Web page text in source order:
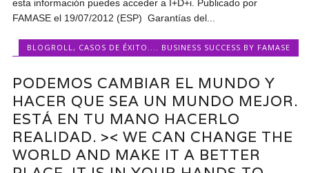
esta información puedes acceder a I+D+i. Publicado por
FAMASE el 19/07/2012 (ESP) Garantías del...
BLOGROLL, CASOS DE ÉXITO.... BUSINESS SUCCESS BY FAMASE
PODEMOS CAMBIAR EL MUNDO Y
HACER QUE SEA UN MUNDO MEJOR.
ESTÁ EN TU MANO HACERLO
REALIDAD. >< WE CAN CHANGE THE
WORLD AND MAKE IT A BETTER